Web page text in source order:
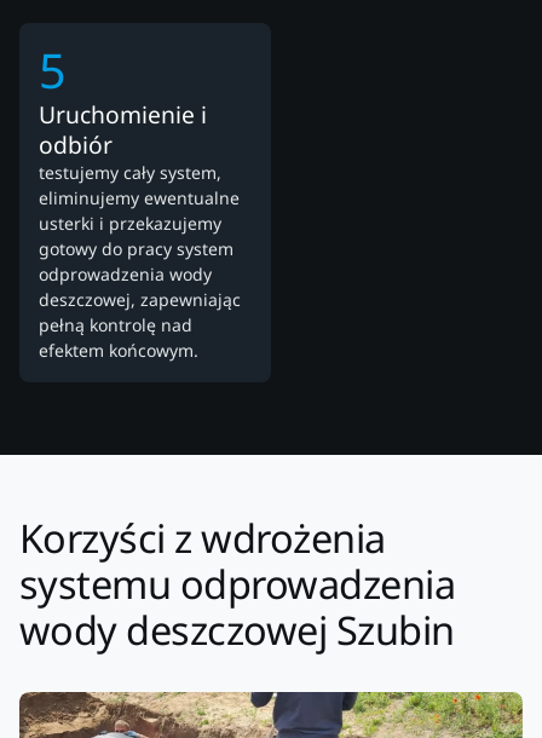
5
Uruchomienie i
odbiór
testujemy cały system,
eliminujemy ewentualne
usterki i przekazujemy
gotowy do pracy system
odprowadzenia wody
deszczowej, zapewniając
pełną kontrolę nad
efektem końcowym.
Korzyści z wdrożenia
systemu odprowadzenia
wody deszczowej Szubin